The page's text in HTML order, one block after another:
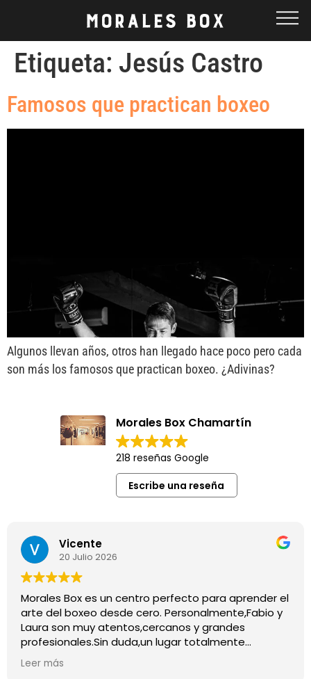
Etiqueta: Jesús Castro
Famosos que practican boxeo
Algunos llevan años, otros han llegado hace poco pero cada
son más los famosos que practican boxeo. ¿Adivinas?
Morales Box Chamartín
218 reseñas Google
Escribe una reseña
Vicente
20 Julio 2026
Morales Box es un centro perfecto para aprender el
arte del boxeo desde cero. Personalmente,Fabio y
Laura son muy atentos,cercanos y grandes
profesionales.Sin duda,un lugar totalmente
recomendable para quienes quieran iniciarse o
mejorar en este deporte
Leer más